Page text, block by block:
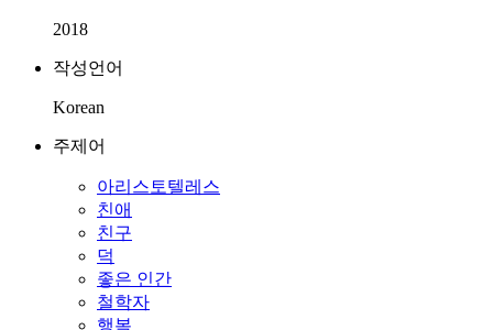
2018
작성언어
Korean
주제어
아리스토텔레스
친애
친구
덕
좋은 인간
철학자
행복